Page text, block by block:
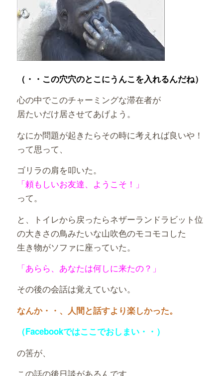
（・・この穴穴のとこにうんこを入れるんだね）
心の中でこのチャーミングな滞在者が
居たいだけ居させてあげよう。
なにか問題が起きたらその時に考えれば良いや！
って思って、
ゴリラの肩を叩いた。
「頼もしいお友達、ようこそ！」
って。
と、トイレから戻ったらネザーランドラビット位
の大きさの鳥みたいな山吹色のモコモコした
生き物がソファに座っていた。
「あらら、あなたは何しに来たの？」
その後の会話は覚えていない。
なんか・・、人間と話すより楽しかった。
（Facebookではここでおしまい・・）
の筈が、
この話の後日談があるんです。